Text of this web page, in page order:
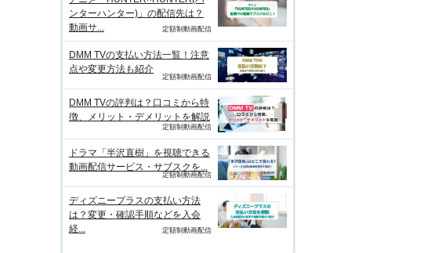
ンターハンター)」の配信先は？
動画サ...
定額制動画配信
DMM TVの支払い方法一覧！注意
点や変更方法も紹介
定額制動画配信
DMM TVの評判は？口コミから特
徴、メリット・デメリットを解説
定額制動画配信
ドラマ「半沢直樹」を視聴できる
動画配信サービス・サブスクを...
定額制動画配信
ディズニープラスの支払い方法
は？変更・確認手順などを入会
経...
定額制動画配信